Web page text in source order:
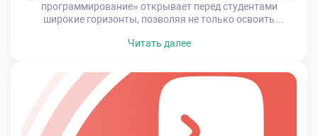
программирование» открывает перед студентами
широкие горизонты, позволяя не только освоить
важных личностных качеств. Это путь, на котором знания
условиях высокой нагрузки и адаптироваться к
стремительно меняющейся реальности. Выбирая
специальность в техникуме, особенно в сфере IT, вы […]
Читать далее